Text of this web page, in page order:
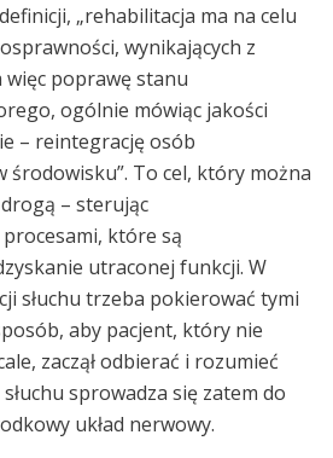
„rehabilitacja ma na celu
wynikających z
więc poprawę stanu
ogólnie mówiąc jakości
– reintegrację osób
środowisku”. To cel, który można
– sterując
które są
utraconej funkcji. W
słuchu trzeba pokierować tymi
aby pacjent, który nie
zaczął odbierać i rozumieć
sprowadza się zatem do
układ nerwowy.